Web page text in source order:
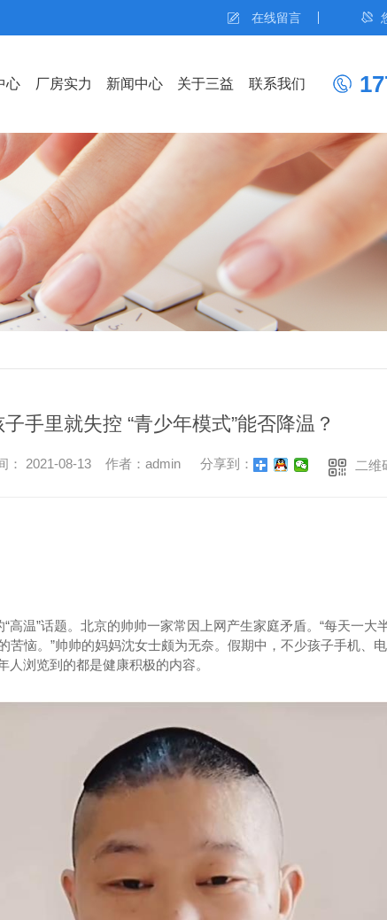
在线留言
心 厂房实力 新闻中心 关于三益 联系我们
手里就失控 “青少年模式”能否降温？
： 2021-08-13 作者：admin 分享到： 二维
高温”话题。北京的帅帅一家常因上网产生家庭矛盾。“每天一大
苦恼。”帅帅的妈妈沈女士颇为无奈。假期中，不少孩子手机、
浏览到的都是健康积极的内容。